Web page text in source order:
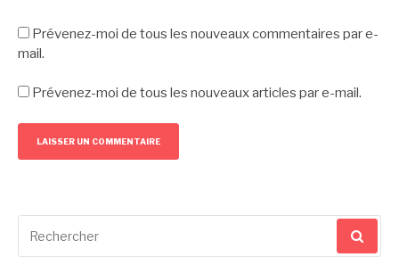
Prévenez-moi de tous les nouveaux commentaires par e-
mail.
Prévenez-moi de tous les nouveaux articles par e-mail.
pour